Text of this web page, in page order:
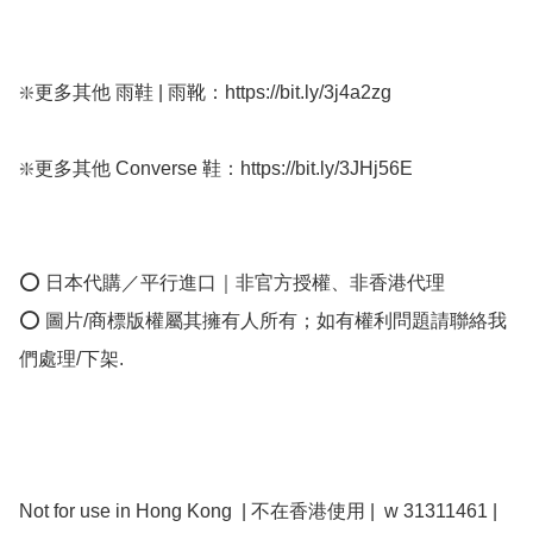
❇️更多其他 雨鞋 | 雨靴：https://bit.ly/3j4a2zg
❇️更多其他 Converse 鞋：https://bit.ly/3JHj56E
⭕ 日本代購／平行進口｜非官方授權、非香港代理
⭕ 圖片/商標版權屬其擁有人所有；如有權利問題請聯絡我
們處理/下架.
Not for use in Hong Kong  | 不在香港使用 |  w 31311461 |